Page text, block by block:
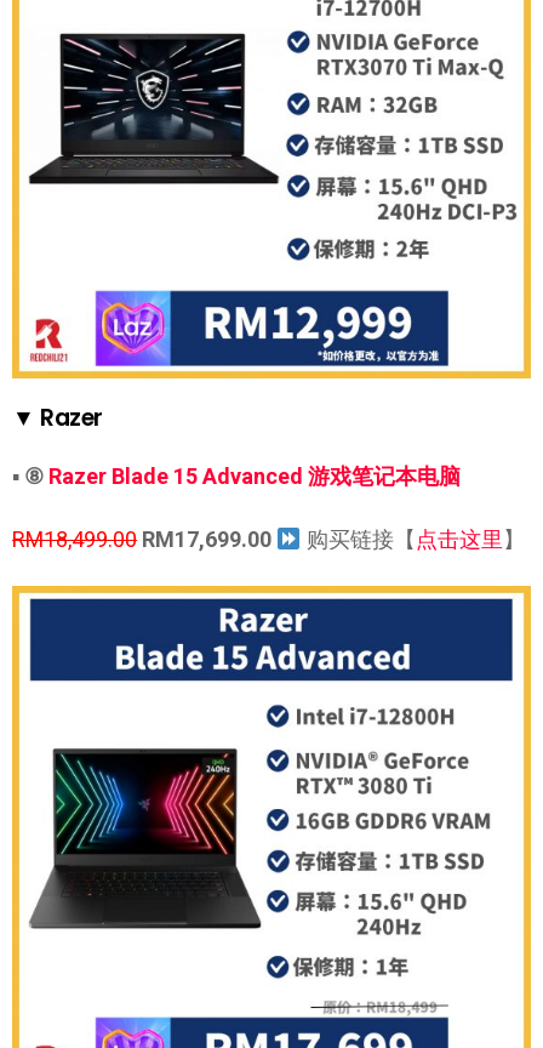
▼ Razer
▪ ⑧ Razer Blade 15 Advanced 游戏笔记本电脑
RM18,499.00 RM17,699.00 购买链接【 点击这里 】